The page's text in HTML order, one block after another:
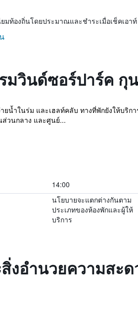
มท้องถิ่นโดยประมาณและชำระเมื่อเช็คเอาท์
มวินด์ซอร์ปาร์ค กุ
ยน้ำในร่ม และเฮลท์คลับ ทางที่พักยังให้บริ
วนกลาง และศูนย์...
14:00
นโยบายจะแตกต่างกันตาม
ประเภทของห้องพักและผู้ให้
บริการ
งอำนวยความสะ